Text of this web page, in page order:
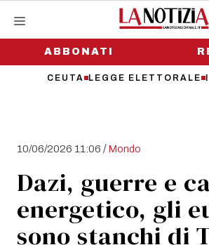
contenutoABBONATI
CEUTA LEGGE ELETTORALE
10/06/2026 11:06 /Mondo
Dazi, guerre e
energetico, gli
sono stanchi di